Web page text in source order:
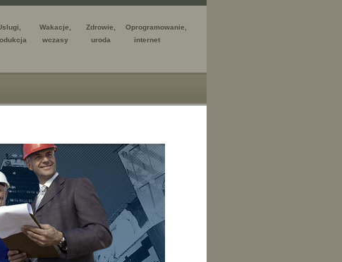
Wakacje,
wczasy
Zdrowie,
uroda
Oprogramowanie,
internet